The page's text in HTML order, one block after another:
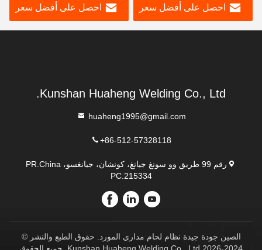
احصل على أفضل سعر احصل على أفضل سعر
Kunshan Huaheng Welding Co., Ltd.
huaheng1995@gmail.com
+86-512-57328118
رقم 99 طريق وو سونغ جيانغ، كونشان، جيانغسو، PR.China
PC.215334
الصين جودة جيدة نظام لحام مداري المورد. حقوق الطبع والنشر ©